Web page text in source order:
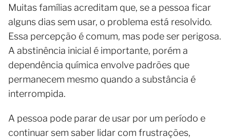
Muitas famílias acreditam que, se a pessoa ficar
alguns dias sem usar, o problema está resolvido.
Essa percepção é comum, mas pode ser perigosa.
A abstinência inicial é importante, porém a
dependência química envolve padrões que
permanecem mesmo quando a substância é
interrompida.
A pessoa pode parar de usar por um período e
continuar sem saber lidar com frustrações,